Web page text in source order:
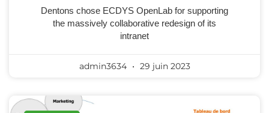
Dentons chose ECDYS OpenLab for supporting
the massively collaborative redesign of its
intranet
admin3634 29 juin 2023